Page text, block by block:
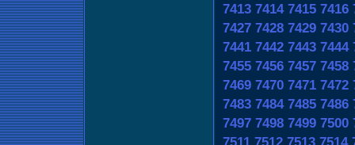
7413 7414 7415 7416
7427 7428 7429 7430
7441 7442 7443 7444
7455 7456 7457 7458
7469 7470 7471 7472
7483 7484 7485 7486
7497 7498 7499 7500
7511 7512 7513 7514